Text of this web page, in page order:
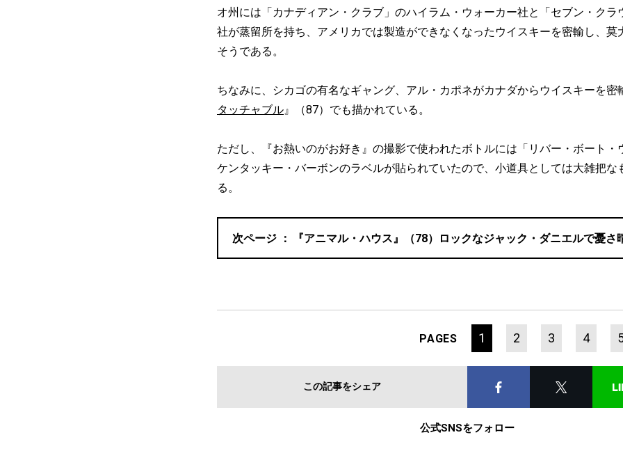
オ州には「カナディアン・クラブ」のハイラム・ウォーカー社と「セブン・クラ
社が蒸留所を持ち、アメリカでは製造ができなくなったウイスキーを密輸し、莫
そうである。
ちなみに、シカゴの有名なギャング、アル・カポネがカナダからウイスキーを密
タッチャブル』（87）でも描かれている。
ただし、『お熱いのがお好き』の撮影で使われたボトルには「リバー・ボート・
ケンタッキー・バーボンのラベルが貼られていたので、小道具としては大雑把な
る。
『アニマル・ハウス』（78）ロックなジャック・ダニエルで憂さ
PAGES 1 2 3 4
この記事をシェア
公式SNSをフォロー